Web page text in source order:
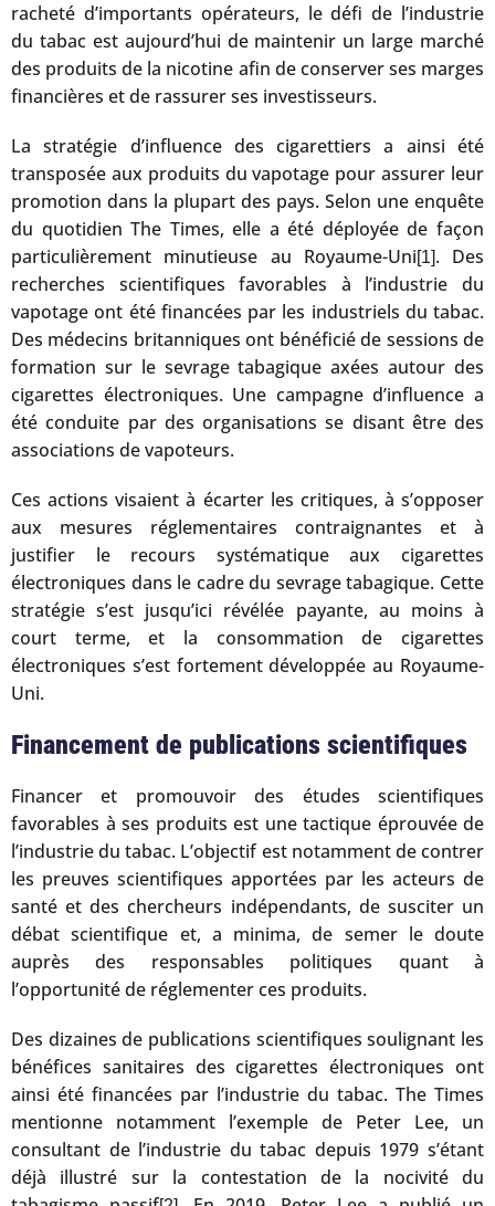
racheté d’importants opérateurs, le défi de l’industrie
du tabac est aujourd’hui de maintenir un large marché
des produits de la nicotine afin de conserver ses marges
financières et de rassurer ses investisseurs.
La stratégie d’influence des cigarettiers a ainsi été
transposée aux produits du vapotage pour assurer leur
promotion dans la plupart des pays. Selon une enquête
du quotidien The Times, elle a été déployée de façon
particulièrement minutieuse au Royaume-Uni[1]. Des
recherches scientifiques favorables à l’industrie du
vapotage ont été financées par les industriels du tabac.
Des médecins britanniques ont bénéficié de sessions de
formation sur le sevrage tabagique axées autour des
cigarettes électroniques. Une campagne d’influence a
été conduite par des organisations se disant être des
associations de vapoteurs.
Ces actions visaient à écarter les critiques, à s’opposer
aux mesures réglementaires contraignantes et à
justifier le recours systématique aux cigarettes
électroniques dans le cadre du sevrage tabagique. Cette
stratégie s’est jusqu’ici révélée payante, au moins à
court terme, et la consommation de cigarettes
électroniques s’est fortement développée au Royaume-
Uni.
Financement de publications scientifiques
Financer et promouvoir des études scientifiques
favorables à ses produits est une tactique éprouvée de
l’industrie du tabac. L’objectif est notamment de contrer
les preuves scientifiques apportées par les acteurs de
santé et des chercheurs indépendants, de susciter un
débat scientifique et, a minima, de semer le doute
auprès des responsables politiques quant à
l’opportunité de réglementer ces produits.
Des dizaines de publications scientifiques soulignant les
bénéfices sanitaires des cigarettes électroniques ont
ainsi été financées par l’industrie du tabac. The Times
mentionne notamment l’exemple de Peter Lee, un
consultant de l’industrie du tabac depuis 1979 s’étant
déjà illustré sur la contestation de la nocivité du